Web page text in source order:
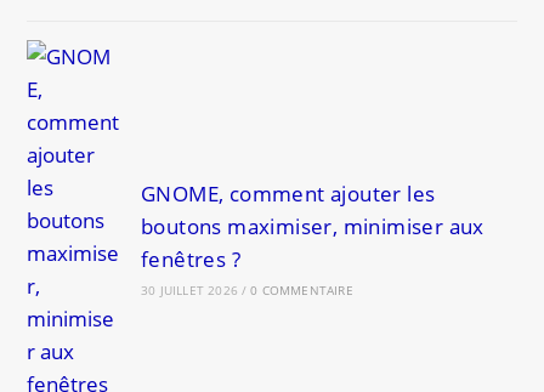
GNOME, comment ajouter les
boutons maximiser, minimiser aux
fenêtres ?
30 JUILLET 2026 / 0 COMMENTAIRE